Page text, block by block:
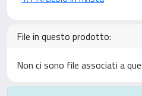
File in questo prodotto:
Non ci sono file associati a